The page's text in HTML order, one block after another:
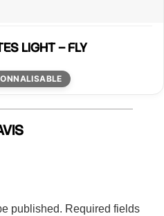
LIGHT – FLY
published. Required fields